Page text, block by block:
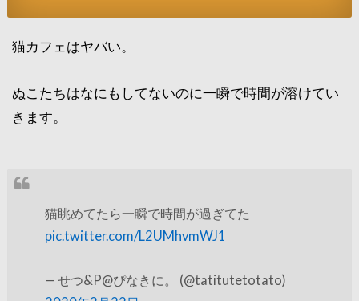
猫カフェはヤバい。
ぬこたちはなにもしてないのに一瞬で時間が溶けてい
きます。
猫眺めてたら一瞬で時間が過ぎてた
pic.twitter.com/L2UMhvmWJ1
— せつ&P@ぴなきに。 (@tatitutetotato)